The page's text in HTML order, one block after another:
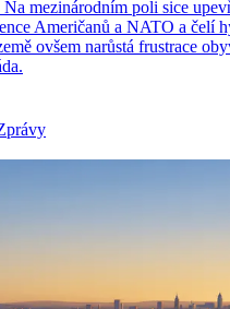
mezinárodním poli sice
Američanů a NATO a čelí
ovšem narůstá frustrace